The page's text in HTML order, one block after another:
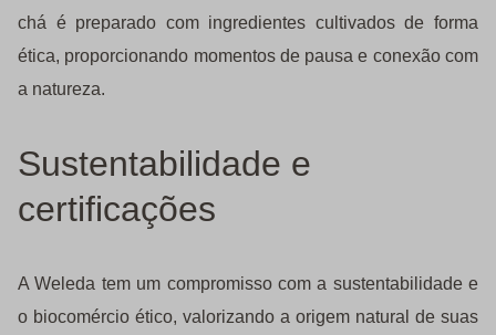
chá é preparado com ingredientes cultivados de forma
ética, proporcionando momentos de pausa e conexão com
a natureza.
Sustentabilidade e
certificações
A Weleda tem um compromisso com a sustentabilidade e
o biocomércio ético, valorizando a origem natural de suas